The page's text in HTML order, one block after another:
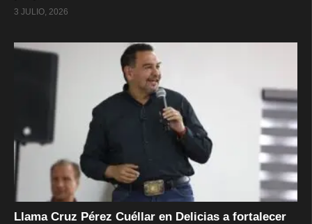
3 JULIO, 2026
Llama Cruz Pérez Cuéllar en Delicias a fortalecer